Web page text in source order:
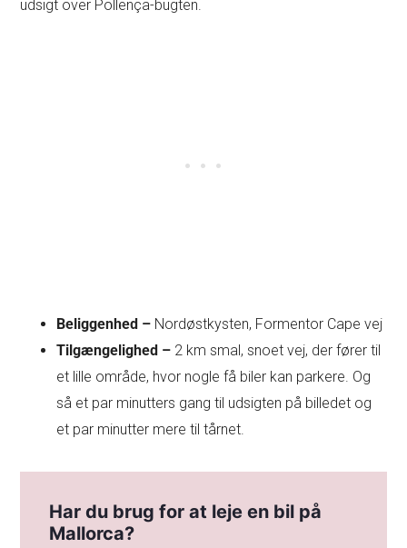
udsigt over Pollença-bugten.
Beliggenhed – Nordøstkysten, Formentor Cape vej
Tilgængelighed – 2 km smal, snoet vej, der fører til
et lille område, hvor nogle få biler kan parkere. Og
så et par minutters gang til udsigten på billedet og
et par minutter mere til tårnet.
Har du brug for at leje en bil på
Mallorca?